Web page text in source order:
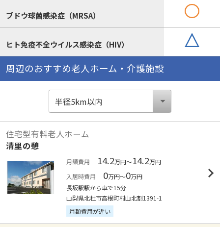
ブドウ球菌感染症（MRSA）
ヒト免疫不全ウイルス感染症（HIV）
周辺のおすすめ老人ホーム・介護施設
住宅型有料老人ホーム
清里の憩
月額費用 14.2万円～14.2万円
入居時費用
0万円～0万円
長坂駅駅から車で15分
山梨県北杜市高根町村山北割1391-1
月額費用が近い